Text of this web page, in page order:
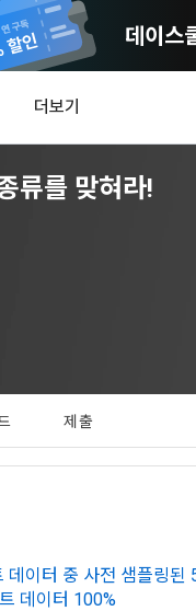
데이스
더보기
이용
사(이하 “회사”)와 “회원”
다는 것은 “회원”이 본 약
하는 동안 계속 유효하다.
또는 "회사"가 운영하는 아
서비스를 포함한다.
서비스를 이용하기 위하여
개인정보
인정보 보호를 여러 경영요
는 ‘회사’)는 서비스 기획
신망법’), 개인정보보호법
집하고, 수집한 정보를 어
적을 달성한 정보를 언제,
니다.
드립니다. 또한, 법정대리
수 있는지도 함께 안내합니
마케팅 정
용자 맞춤형 서비스 및 상품
는 카카오 알림톡), 푸시, 전
부하실 수 있으며 동의 이
DACON에서 제공하는 서
자 맞춤형 상품 추천 등의
제5항에 의해 선택정보 사
자 맞춤형 상품 추천 등의
류를 맞혀라!
제출
데이터 중 사전 샘플링된
데이터 100%